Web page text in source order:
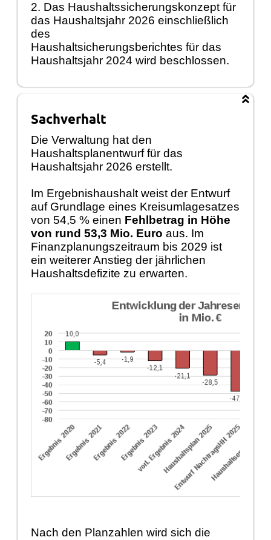
2. Das Haushaltssicherungskonzept für
das Haushaltsjahr 2026 einschließlich
des
Haushaltsicherungsberichtes für das
Haushaltsjahr 2024 wird beschlossen.
Sachverhalt
Die Verwaltung hat den
Haushaltsplanentwurf für das
Haushaltsjahr 2026 erstellt.
Im Ergebnishaushalt weist der Entwurf
auf Grundlage eines Kreisumlagesatzes
von 54,5 % einen Fehlbetrag in Höhe
von rund 53,3 Mio. Euro aus. Im
Finanzplanungszeitraum bis 2029 ist
ein weiterer Anstieg der jährlichen
Haushaltsdefizite zu erwarten.
Nach den Planzahlen wird sich die